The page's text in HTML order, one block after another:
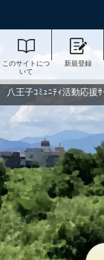
このサイトにつ
いて
新規登録
八王子ｺﾐｭﾆﾃｨ活動応